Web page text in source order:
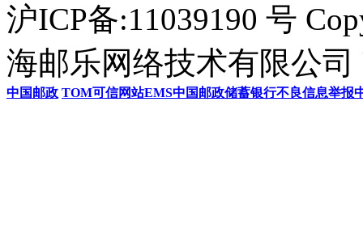
沪ICP备:11039190 号
海邮乐网络技术有限公司
中国邮政 TOM可信网站EMS中国邮政储蓄银行不良信息举报